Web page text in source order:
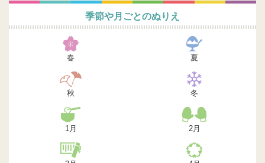
季節や月ごとのぬりえ
春 夏
秋 冬
1月 2月